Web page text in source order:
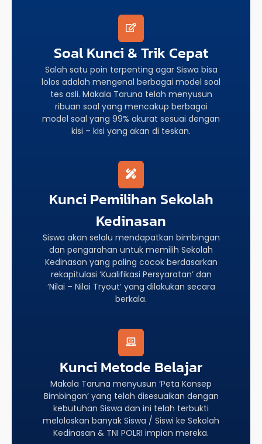
Soal Kunci & Trik Cepat
Salah satu poin terpenting agar Siswa bisa
lolos adalah mengenal berbagai model soal
tes asli. Makala Taruna telah menyusun
ribuan soal yang mencakup berbagai
model soal yang 99% akurat sesuai dengan
kisi – kisi yang akan di teskan.
Kunci Pemilihan Sekolah
Kedinasan
Siswa akan selalu mendapatkan bimbingan
dan pengarahan untuk memilih Sekolah
Kedinasan yang paling cocok berdasarkan
rekapitulasi ‘Kualifikasi Persyaratan’ dan
‘Nilai – Nilai Tryout’ yang dilakukan secara
berkala.
Kunci Metode Belajar
Makala Taruna menyusun ‘Peta Konsep
Bimbingan’ yang telah disesuaikan dengan
kebutuhan Siswa dan ini telah terbukti
meloloskan banyak Siswa / Siswi ke Sekolah
Kedinasan & TNI POLRI impian mereka.